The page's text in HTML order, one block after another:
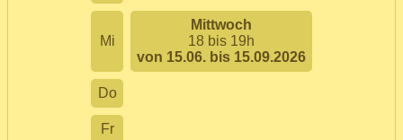
Mi
Mittwoch
18 bis 19h
von 15.06. bis 15.09.2026
Do
Fr